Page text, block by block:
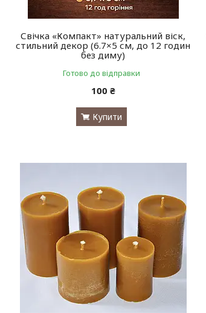
Свічка «Компакт» натуральний віск,
стильний декор (6.7×5 см, до 12 годин
без диму)
Готово до відправки
100 ₴
Купити